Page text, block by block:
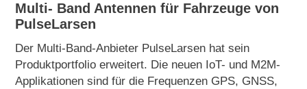
Multi- Band Antennen für Fahrzeuge von
PulseLarsen
Der Multi-Band-Anbieter PulseLarsen hat sein
Produktportfolio erweitert. Die neuen IoT- und M2M-
Applikationen sind für die Frequenzen GPS, GNSS,